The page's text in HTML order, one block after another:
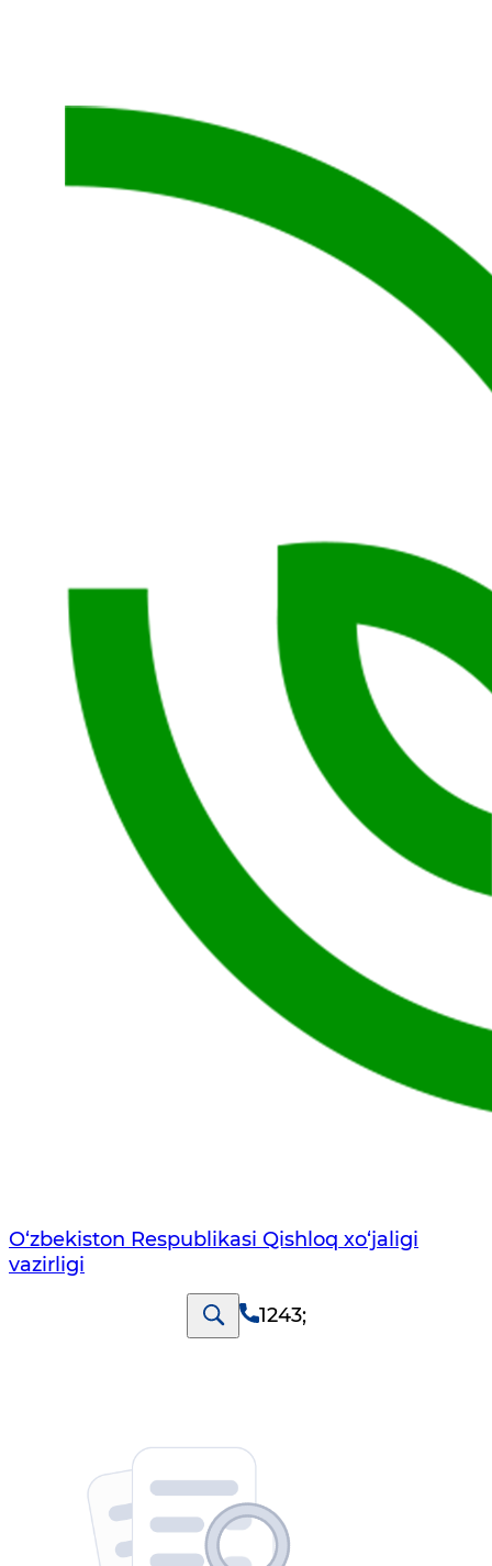
O‘zbekiston Respublikasi Qishloq хo‘jаligi
vаzirligi
1243;